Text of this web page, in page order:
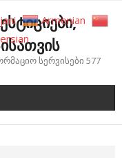
სერვისები 577
Armenian